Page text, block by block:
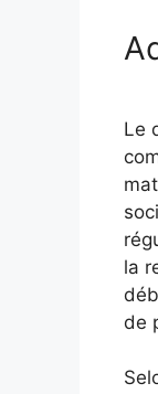
Le
la
de